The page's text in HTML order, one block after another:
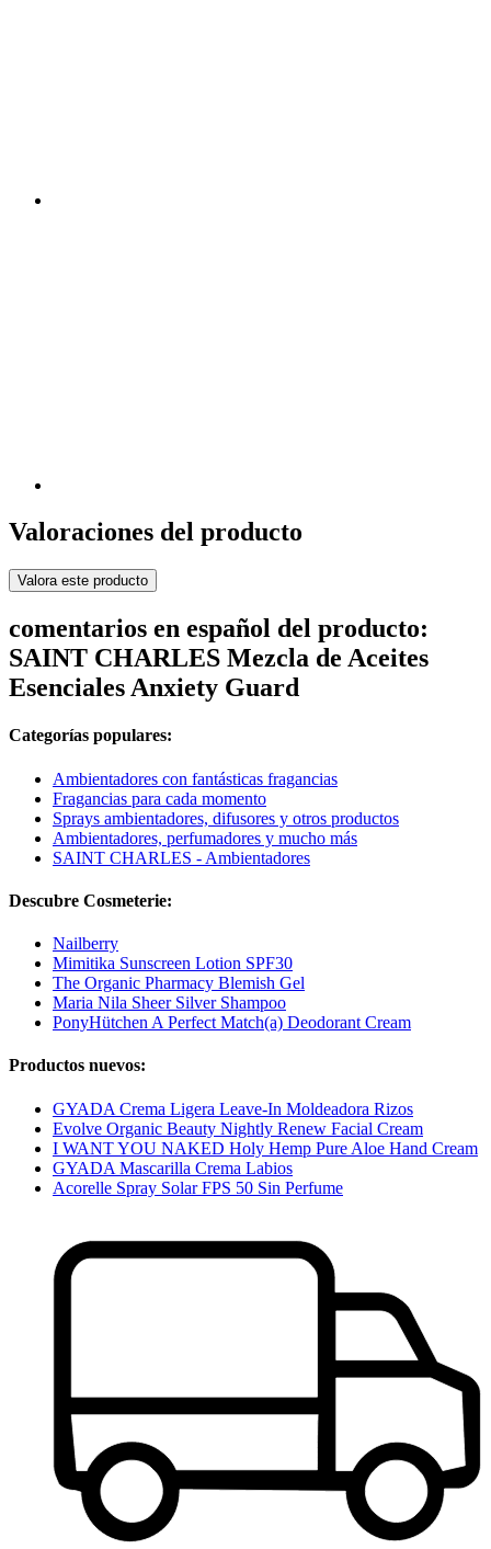
Valoraciones del producto
Valora este producto
comentarios en español del producto:
SAINT CHARLES Mezcla de Aceites
Esenciales Anxiety Guard
Categorías populares:
Ambientadores con fantásticas fragancias
Fragancias para cada momento
Sprays ambientadores, difusores y otros productos
Ambientadores, perfumadores y mucho más
SAINT CHARLES - Ambientadores
Descubre Cosmeterie:
Nailberry
Mimitika Sunscreen Lotion SPF30
The Organic Pharmacy Blemish Gel
Maria Nila Sheer Silver Shampoo
PonyHütchen A Perfect Match(a) Deodorant Cream
Productos nuevos:
GYADA Crema Ligera Leave-In Moldeadora Rizos
Evolve Organic Beauty Nightly Renew Facial Cream
I WANT YOU NAKED Holy Hemp Pure Aloe Hand Cream
GYADA Mascarilla Crema Labios
Acorelle Spray Solar FPS 50 Sin Perfume